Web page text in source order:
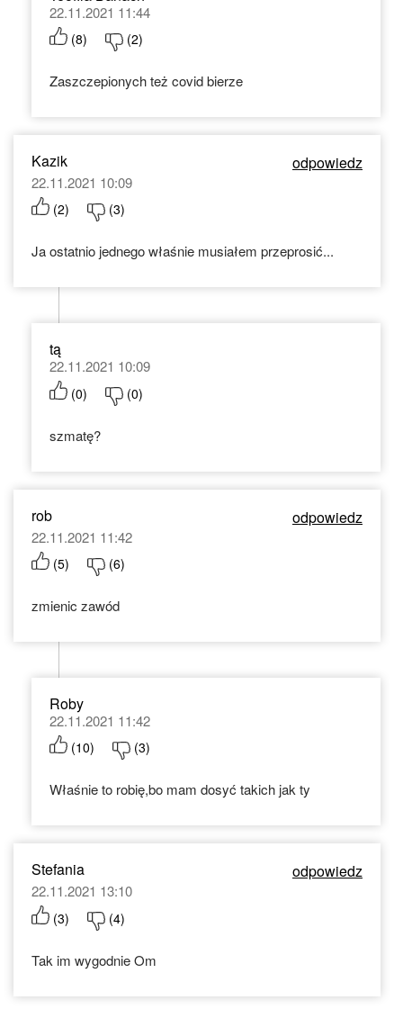
22.11.2021 11:44
(8) (2)
Zaszczepionych też covid bierze
Kazik odpowiedz
22.11.2021 10:09
(2) (3)
Ja ostatnio jednego właśnie musiałem przeprosić...
tą
22.11.2021 10:09
(0) (0)
szmatę?
rob odpowiedz
22.11.2021 11:42
(5) (6)
zmienic zawód
Roby
22.11.2021 11:42
(10) (3)
Właśnie to robię,bo mam dosyć takich jak ty
Stefania odpowiedz
22.11.2021 13:10
(3) (4)
Tak im wygodnie Om